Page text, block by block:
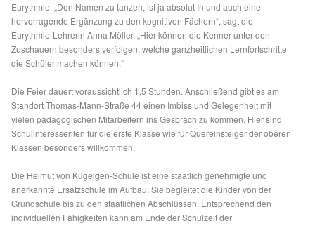
Eurythmie. „Den Namen zu tanzen, ist ja absolut In und auch eine
hervorragende Ergänzung zu den kognitiven Fächern“, sagt die
Eurythmie-Lehrerin Anna Möller. „Hier können die Kenner unter den
Zuschauern besonders verfolgen, welche ganzheitlichen Lernfortschritte
die Schüler machen können.“
Die Feier dauert voraussichtlich 1,5 Stunden. Anschließend gibt es am
Standort Thomas-Mann-Straße 44 einen Imbiss und Gelegenheit mit
vielen pädagogischen Mitarbeitern ins Gespräch zu kommen. Hier sind
Schulinteressenten für die erste Klasse wie für Quereinsteiger der oberen
Klassen besonders willkommen.
Die Helmut von Kügelgen-Schule ist eine staatlich genehmigte und
anerkannte Ersatzschule im Aufbau. Sie begleitet die Kinder von der
Grundschule bis zu den staatlichen Abschlüssen. Entsprechend den
individuellen Fähigkeiten kann am Ende der Schulzeit der